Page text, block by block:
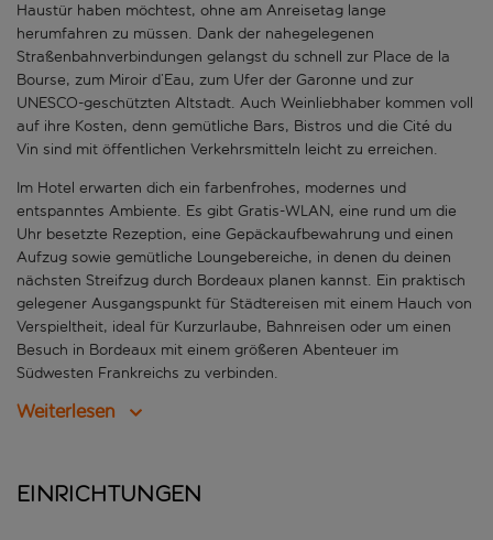
Haustür haben möchtest, ohne am Anreisetag lange
herumfahren zu müssen. Dank der nahegelegenen
Straßenbahnverbindungen gelangst du schnell zur Place de la
Bourse, zum Miroir d’Eau, zum Ufer der Garonne und zur
UNESCO-geschützten Altstadt. Auch Weinliebhaber kommen voll
auf ihre Kosten, denn gemütliche Bars, Bistros und die Cité du
Vin sind mit öffentlichen Verkehrsmitteln leicht zu erreichen.
Im Hotel erwarten dich ein farbenfrohes, modernes und
entspanntes Ambiente. Es gibt Gratis-WLAN, eine rund um die
Uhr besetzte Rezeption, eine Gepäckaufbewahrung und einen
Aufzug sowie gemütliche Loungebereiche, in denen du deinen
nächsten Streifzug durch Bordeaux planen kannst. Ein praktisch
gelegener Ausgangspunkt für Städtereisen mit einem Hauch von
Verspieltheit, ideal für Kurzurlaube, Bahnreisen oder um einen
Besuch in Bordeaux mit einem größeren Abenteuer im
Südwesten Frankreichs zu verbinden.
Weiterlesen
Einrichtungen